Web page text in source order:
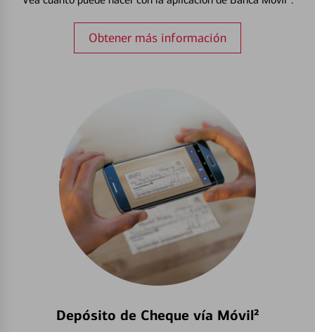
Obtener más información
Depósito de Cheque vía Móvil²